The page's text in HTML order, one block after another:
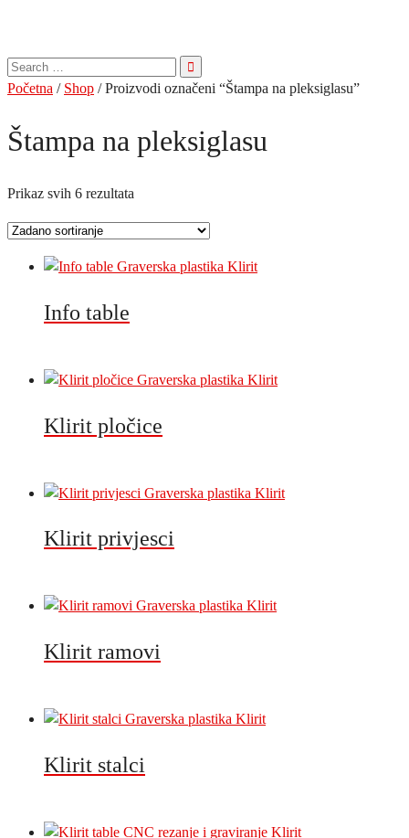
Pretraga
za:
Početna / Shop / Proizvodi označeni “Štampa na pleksiglasu”
Štampa na pleksiglasu
Prikaz svih 6 rezultata
Info table
Klirit pločice
Klirit privjesci
Klirit ramovi
Klirit stalci